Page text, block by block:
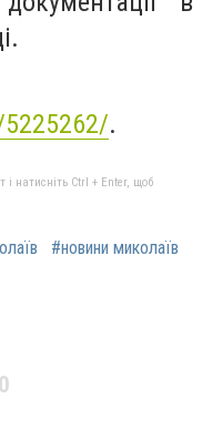
.
і натисніть Ctrl + Enter, щоб
#новини миколаїв